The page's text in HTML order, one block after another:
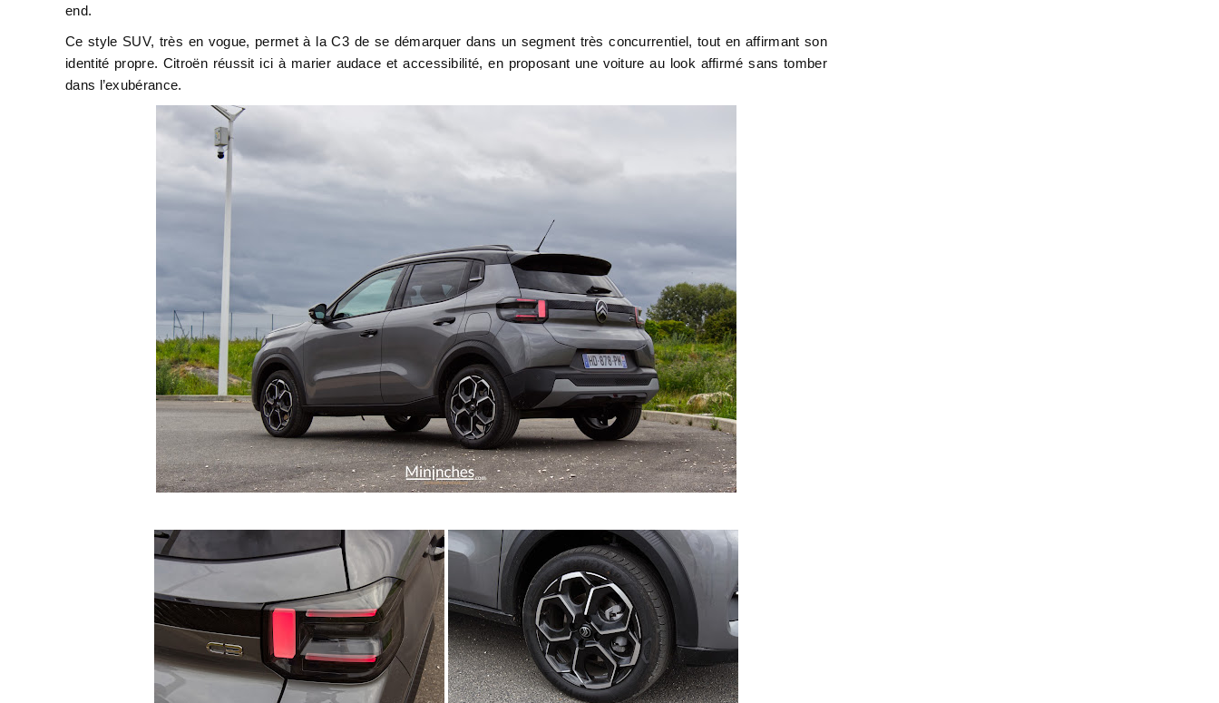
end.
Ce style SUV, très en vogue, permet à la C3 de se démarquer dans un segment très concurrentiel, tout en affirmant son
identité propre. Citroën réussit ici à marier audace et accessibilité, en proposant une voiture au look affirmé sans tomber
dans l’exubérance.